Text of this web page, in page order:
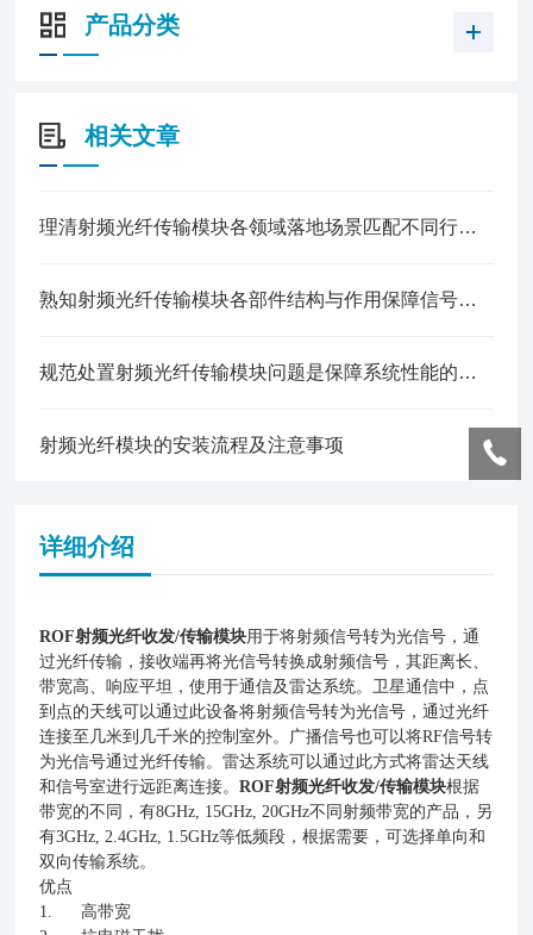
产品分类
相关文章
理清射频光纤传输模块各领域落地场景匹配不同行业信号传输建设需求
熟知射频光纤传输模块各部件结构与作用保障信号传输的稳定性
规范处置射频光纤传输模块问题是保障系统性能的关键
射频光纤模块的安装流程及注意事项
详细介绍
ROF射频光纤收发/传输模块用于将射频信号转为光信号，通
过光纤传输，接收端再将光信号转换成射频信号，其距离长、
带宽高、响应平坦，使用于通信及雷达系统。卫星通信中，点
到点的天线可以通过此设备将射频信号转为光信号，通过光纤
连接至几米到几千米的控制室外。广播信号也可以将RF信号转
为光信号通过光纤传输。雷达系统可以通过此方式将雷达天线
和信号室进行远距离连接。ROF射频光纤收发/传输模块根据
带宽的不同，有8GHz, 15GHz, 20GHz不同射频带宽的产品，另
有3GHz, 2.4GHz, 1.5GHz等低频段，根据需要，可选择单向和
双向传输系统。
优点
1. 高带宽